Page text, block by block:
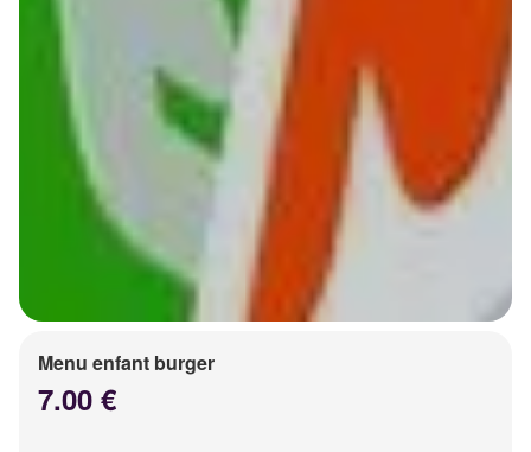
Menu enfant burger
7.00 €